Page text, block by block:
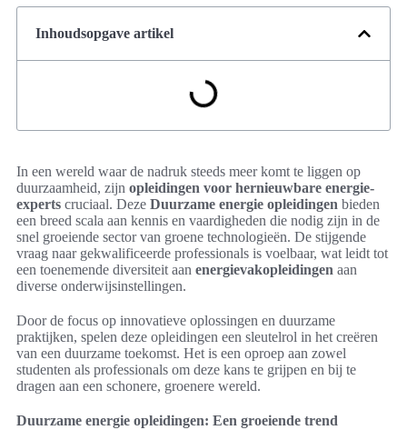
Inhoudsopgave artikel
In een wereld waar de nadruk steeds meer komt te liggen op
duurzaamheid, zijn opleidingen voor hernieuwbare energie-
experts cruciaal. Deze Duurzame energie opleidingen bieden
een breed scala aan kennis en vaardigheden die nodig zijn in de
snel groeiende sector van groene technologieën. De stijgende
vraag naar gekwalificeerde professionals is voelbaar, wat leidt tot
een toenemende diversiteit aan energievakopleidingen aan
diverse onderwijsinstellingen.
Door de focus op innovatieve oplossingen en duurzame
praktijken, spelen deze opleidingen een sleutelrol in het creëren
van een duurzame toekomst. Het is een oproep aan zowel
studenten als professionals om deze kans te grijpen en bij te
dragen aan een schonere, groenere wereld.
Duurzame energie opleidingen: Een groeiende trend